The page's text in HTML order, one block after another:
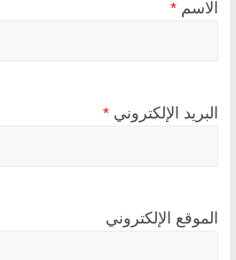
الاسم *
البريد الإلكتروني *
الموقع الإلكتروني